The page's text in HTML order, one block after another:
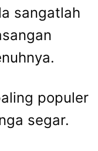
sangatlah
populer
segar.